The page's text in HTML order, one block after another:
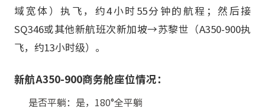
域宽体）执飞，约4小时55分钟的航程；然后接
SQ346或其他新航班次新加坡→苏黎世（A350-900执
飞，约13小时级）。
新航A350-900商务舱座位情况：
是否平躺：是，180°全平躺